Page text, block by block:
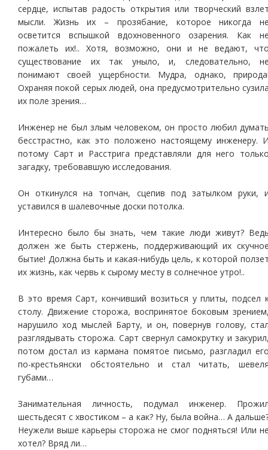
сердце, испытав радость открытия или творческий
мысли. Жизнь их – прозябание, которое никогда
осветится вспышкой вдохновенного озарения. Как
пожалеть их!.. Хотя, возможно, они и не ведают,
существование их так уныло, и, следовательно,
понимают своей ущербности. Мудра, однако,
Охраняя покой серых людей, она предусмотрительно
их поле зрения…
Инженер не был злым человеком, он просто любил
бесстрастно, как это положено настоящему инженеру.
потому Сарт и Расстрига представляли для него
загадку, требовавшую исследования.
Он откинулся на топчан, сцепив под затылком руки,
уставился в шалевочные доски потолка.
Интересно было бы знать, чем такие люди живут?
должен же быть стержень, поддерживающий их
бытие! Должна быть и какая-нибудь цель, к которой
их жизнь, как червь к сырому месту в солнечное утро!..
В это время Сарт, кончивший возиться у плиты, подсел
столу. Движение сторожа, воспринятое боковым
нарушило ход мыслей Барту, и он, повернув голову,
разглядывать сторожа. Сарт свернул самокрутку и
потом достал из кармана помятое письмо, разгладил
по-крестьянски обстоятельно и стал читать,
губами…
Занимательная личность, подумал инженер.
шестьдесят с хвостиком – а как? Ну, была война… А
Неужели выше карьеры сторожа не смог подняться! Или
хотел? Вряд ли…